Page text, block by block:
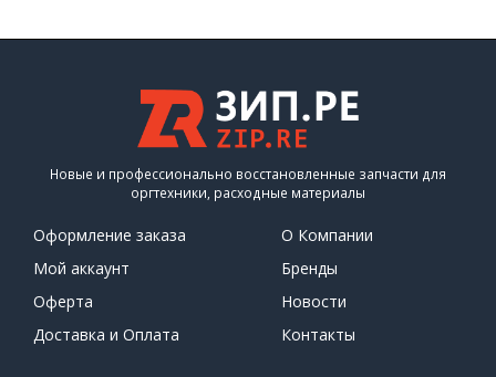
Новые и профессионально восстановленные запчасти для
оргтехники, расходные материалы
Оформление заказа
Мой аккаунт
Оферта
Доставка и Оплата
О Компании
Бренды
Новости
Контакты